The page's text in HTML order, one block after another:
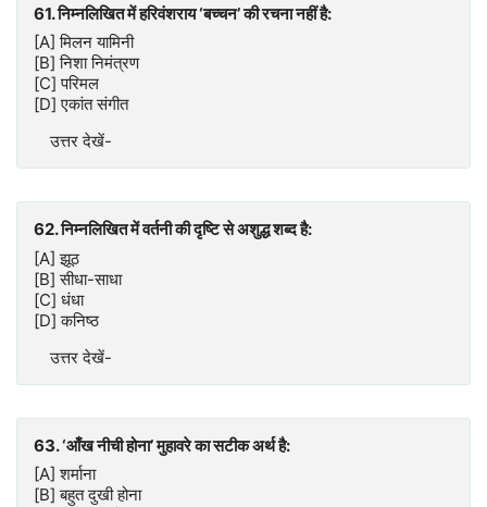
61. निम्नलिखित में हरिवंशराय ‘बच्चन’ की रचना नहीं है:
[A] मिलन यामिनी
[B] निशा निमंत्रण
[C] परिमल
[D] एकांत संगीत
उत्तर देखें-
62. निम्नलिखित में वर्तनी की दृष्टि से अशुद्ध शब्द है:
[A] झूठ
[B] सीधा-साधा
[C] धंधा
[D] कनिष्ठ
उत्तर देखें-
63. ‘आँख नीची होना’ मुहावरे का सटीक अर्थ है:
[A] शर्माना
[B] बहुत दुखी होना